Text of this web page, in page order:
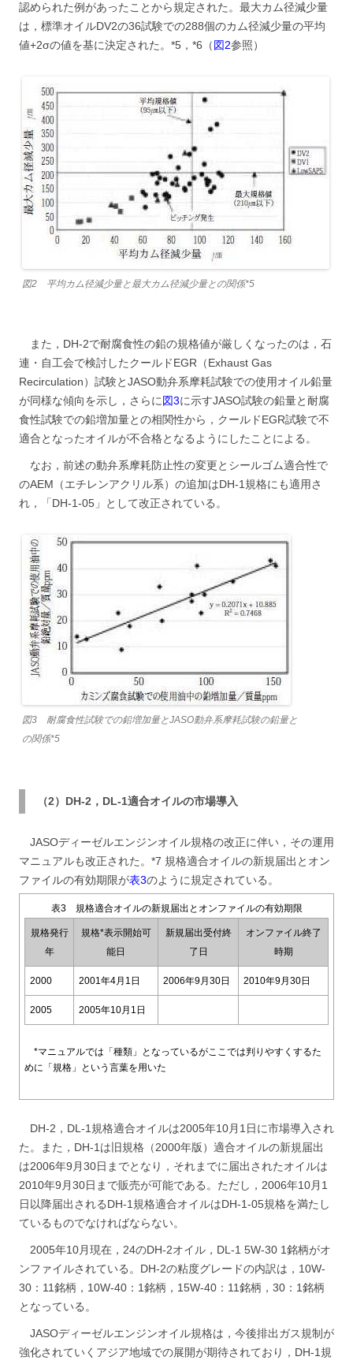
認められた例があったことから規定された。最大カム径減少量
は，標準オイルDV2の36試験での288個のカム径減少量の平均
値+2σの値を基に決定された。*5，*6（図2参照）
図2 平均カム径減少量と最大カム径減少量との関係*5
また，DH-2で耐腐食性の鉛の規格値が厳しくなったのは，石
連・自工会で検討したクールドEGR（Exhaust Gas
Recirculation）試験とJASO動弁系摩耗試験での使用オイル鉛量
が同様な傾向を示し，さらに図3に示すJASO試験の鉛量と耐腐
食性試験での鉛増加量との相関性から，クールドEGR試験で不
適合となったオイルが不合格となるようにしたことによる。
なお，前述の動弁系摩耗防止性の変更とシールゴム適合性で
のAEM（エチレンアクリル系）の追加はDH-1規格にも適用さ
れ，「DH-1-05」として改正されている。
図3 耐腐食性試験での鉛増加量とJASO動弁系摩耗試験の鉛量と
の関係*5
（2）DH-2，DL-1適合オイルの市場導入
JASOディーゼルエンジンオイル規格の改正に伴い，その運用
マニュアルも改正された。*7 規格適合オイルの新規届出とオン
ファイルの有効期限が表3のように規定されている。
表3 規格適合オイルの新規届出とオンファイルの有効期限
規格発行
年
規格*表示開始可
能日
新規届出受付終
了日
オンファイル終了
時期
2000 2001年4月1日 2006年9月30日 2010年9月30日
2005 2005年10月1日
*マニュアルでは「種類」となっているがここでは判りやすくするた
めに「規格」という言葉を用いた
DH-2，DL-1規格適合オイルは2005年10月1日に市場導入され
た。また，DH-1は旧規格（2000年版）適合オイルの新規届出
は2006年9月30日までとなり，それまでに届出されたオイルは
2010年9月30日まで販売が可能である。ただし，2006年10月1
日以降届出されるDH-1規格適合オイルはDH-1-05規格を満たし
ているものでなければならない。
2005年10月現在，24のDH-2オイル，DL-1 5W-30 1銘柄がオ
ンファイルされている。DH-2の粘度グレードの内訳は，10W-
30：11銘柄，10W-40：1銘柄，15W-40：11銘柄，30：1銘柄
となっている。
JASOディーゼルエンジンオイル規格は，今後排出ガス規制が
強化されていくアジア地域での展開が期待されており，DH-1規